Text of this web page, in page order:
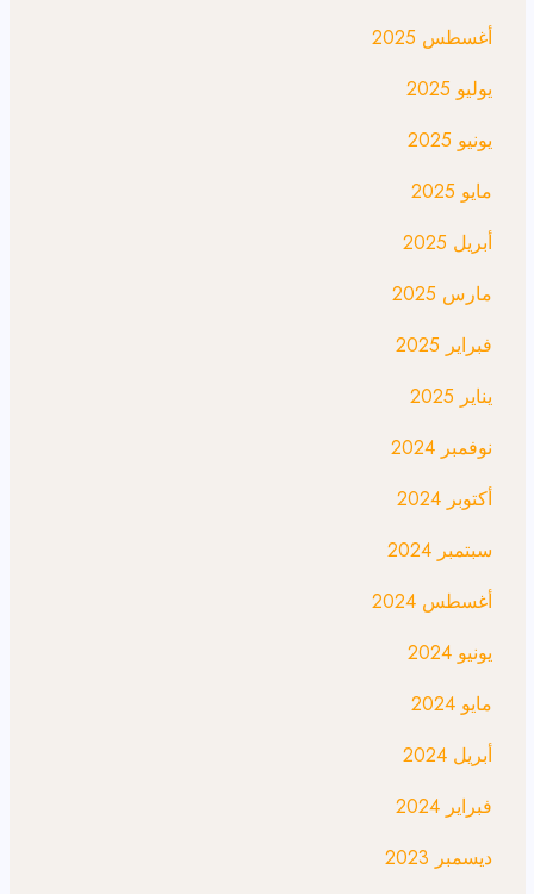
أغسطس 2025
يوليو 2025
يونيو 2025
مايو 2025
أبريل 2025
مارس 2025
فبراير 2025
يناير 2025
نوفمبر 2024
أكتوبر 2024
سبتمبر 2024
أغسطس 2024
يونيو 2024
مايو 2024
أبريل 2024
فبراير 2024
ديسمبر 2023